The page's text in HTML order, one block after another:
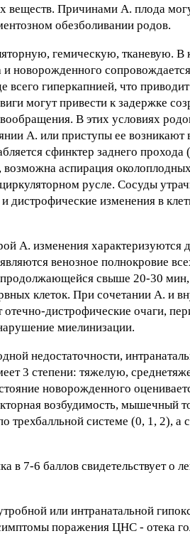
веществ. Причинами А. плода
обезболивании родов.
гемическую, тканевую. В
новорожденного
гиперкапнией, что
могут привести к задержке
В этих условиях
А. или приступы ее
сфинктер заднего
аспирация
русле. Сосуды
изменения в
А. изменения
венозное полнокровие
продолжающейся свыше 20-30
клеток. При сочетании А. и
дистрофические очаги,
миелинизации.
недостаточности,
3 степени: тяжелую,
новорожденного
возбудимость, мышечный
системе (0, 1, 2), а
7-6 баллов свидетельствует о
или интранатальной
поражения ЦНС - отека